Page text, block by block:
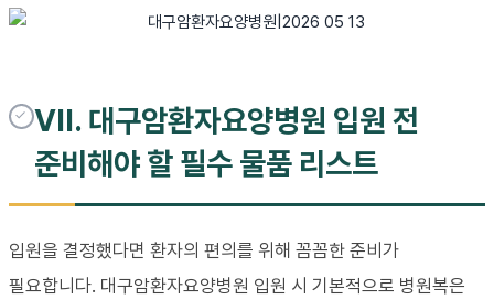
VII. 대구암환자요양병원 입원 전
준비해야 할 필수 물품 리스트
입원을 결정했다면 환자의 편의를 위해 꼼꼼한 준비가
필요합니다. 대구암환자요양병원 입원 시 기본적으로 병원복은